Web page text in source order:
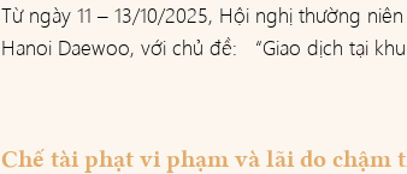
Từ ngày 11 – 13/10/2025, Hội nghị thường
Hanoi Daewoo, với chủ đề: “Giao dịch tại
Chế tài phạt vi phạm và lãi do chậm